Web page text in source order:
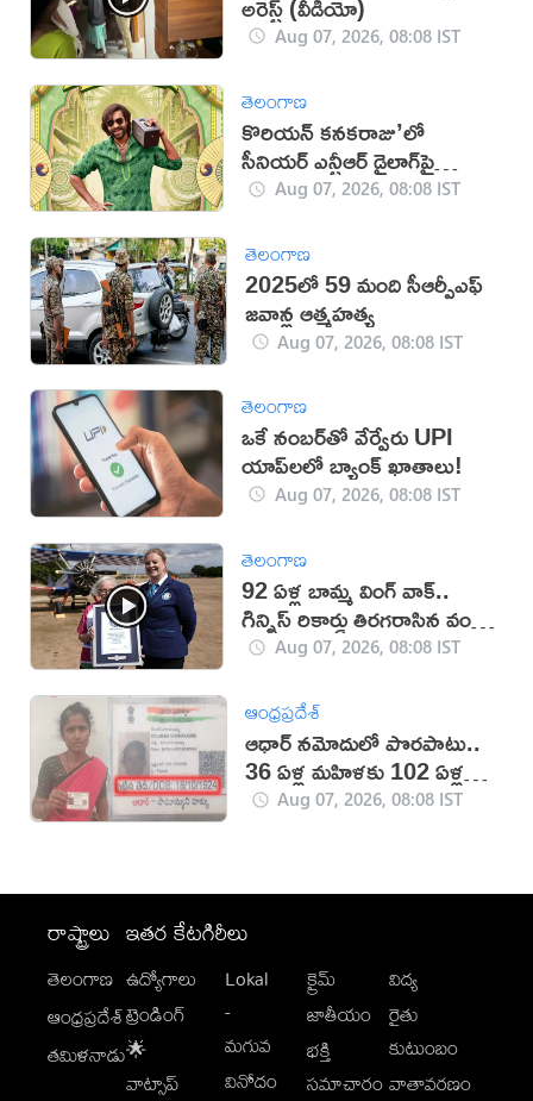
Aug 07, 2026, 08:08 IST
తెలంగాణ
కొరియన్ కనకరాజు’లో
సీనియర్ ఎన్టీఆర్ డైలాగ్‌పై
వివాదం!
Aug 07, 2026, 08:08 IST
తెలంగాణ
2025లో 59 మంది సీఆర్పీఎఫ్
జ‌వాన్ల ఆత్మ‌హ‌త్య
Aug 07, 2026, 08:08 IST
తెలంగాణ
ఒకే నంబర్‌తో వేర్వేరు UPI
యాప్‌లలో బ్యాంక్ ఖాతాలు!
Aug 07, 2026, 08:08 IST
తెలంగాణ
92 ఏళ్ల బామ్మ వింగ్ వాక్..
గిన్నిస్ రికార్డు తిరగరాసిన వండర్
ఉమెన్Aug 07, 2026, 08:08 IST
ఆంధ్రప్రదేశ్
ఆధార్‌ నమోదులో పొరపాటు..
36 ఏళ్ల మహిళకు 102 ఏళ్ల
వయసు!
Aug 07, 2026, 08:08 IST
రాష్ట్రాలు
తెలంగాణ
ఆంధ్రప్రదేశ్
తమిళనాడు
ఇతర కేటగిరీలు
ఉద్యోగాలు
ట్రెండింగ్
🌟
వాట్సాప్
Lokal
-
మగువ
వినోదం
క్రైమ్
జాతీయం
భక్తి
సమాచారం
విద్య
రైతు
కుటుంబం
వాతావరణం